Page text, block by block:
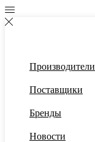
Производители
Поставщики
Бренды
Новости